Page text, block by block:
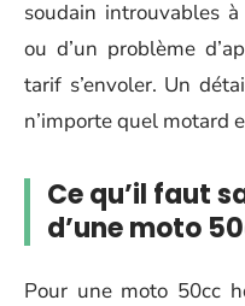
soudain introuvables
ou d’un problème
tarif s’envoler. Un
n’importe quel motard
Ce qu’il faut
d’une moto
Pour une moto 50cc